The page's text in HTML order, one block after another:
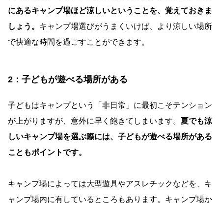
にあるキャンプ場ほど涼しいということを、覚えておきま
しょう。 キャンプ場選びがうまくいけば、より涼しい場所
で快適な時間を過ごすことができます。
2：子どもが遊べる場所がある
子どもはキャンプという「非日常」に最初こそテンション
が上がりますが、意外に早く飽きてしまいます。 夏でも涼
しいキャンプ場を選ぶ際には、子どもが遊べる場所がある
こともポイントです。
キャンプ場によっては大型遊具やアスレチックなどを、キ
ャンプ場内に有しているところもあります。キャンプ場か